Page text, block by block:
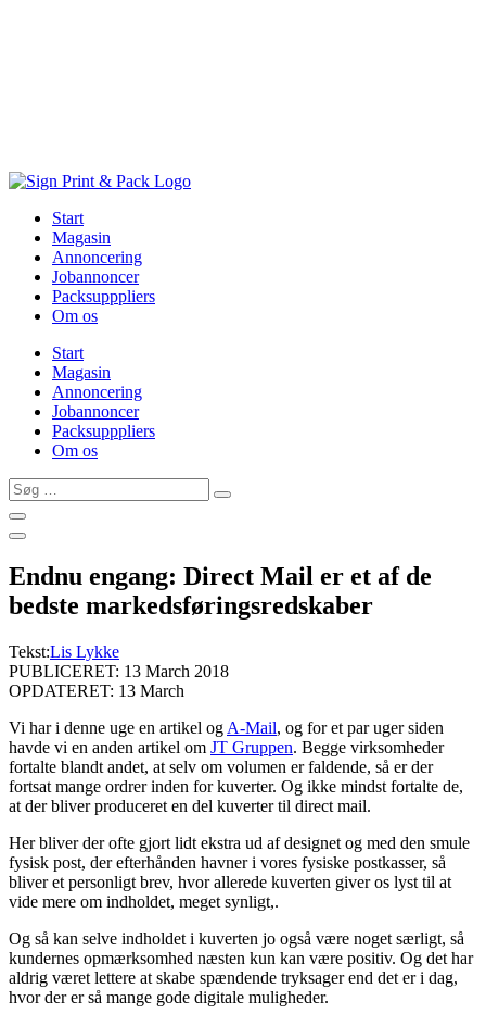
Start
Magasin
Annoncering
Jobannoncer
Packsupppliers
Om os
Start
Magasin
Annoncering
Jobannoncer
Packsupppliers
Om os
Søg
…
Endnu engang: Direct Mail er et af de
bedste markedsføringsredskaber
Tekst:Lis Lykke
PUBLICERET: 13 March 2018
OPDATERET: 13 March
Vi har i denne uge en artikel og A-Mail, og for et par uger siden
havde vi en anden artikel om JT Gruppen. Begge virksomheder
fortalte blandt andet, at selv om volumen er faldende, så er der
fortsat mange ordrer inden for kuverter. Og ikke mindst fortalte de,
at der bliver produceret en del kuverter til direct mail.
Her bliver der ofte gjort lidt ekstra ud af designet og med den smule
fysisk post, der efterhånden havner i vores fysiske postkasser, så
bliver et personligt brev, hvor allerede kuverten giver os lyst til at
vide mere om indholdet, meget synligt,.
Og så kan selve indholdet i kuverten jo også være noget særligt, så
kundernes opmærksomhed næsten kun kan være positiv. Og det har
aldrig været lettere at skabe spændende tryksager end det er i dag,
hvor der er så mange gode digitale muligheder.